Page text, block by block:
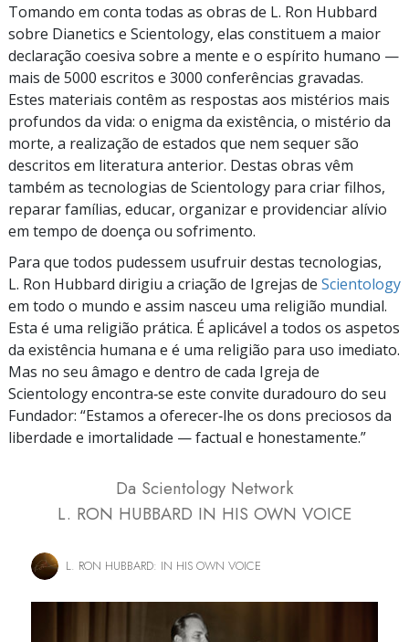
Tomando em conta todas as obras de L. Ron Hubbard
sobre Dianetics e Scientology, elas constituem a maior
declaração coesiva sobre a mente e o espírito humano —
mais de 5000 escritos e 3000 conferências gravadas.
Estes materiais contêm as respostas aos mistérios mais
profundos da vida: o enigma da existência, o mistério da
morte, a realização de estados que nem sequer são
descritos em literatura anterior. Destas obras vêm
também as tecnologias de Scientology para criar filhos,
reparar famílias, educar, organizar e providenciar alívio
em tempo de doença ou sofrimento.
Para que todos pudessem usufruir destas tecnologias,
L. Ron Hubbard dirigiu a criação de Igrejas de Scientology
em todo o mundo e assim nasceu uma religião mundial.
Esta é uma religião prática. É aplicável a todos os aspetos
da existência humana e é uma religião para uso imediato.
Mas no seu âmago e dentro de cada Igreja de
Scientology encontra‑se este convite duradouro do seu
Fundador: “Estamos a oferecer‑lhe os dons preciosos da
liberdade e imortalidade — factual e honestamente.”
Da Scientology Network
L. RON HUBBARD IN HIS OWN VOICE
L. RON HUBBARD: IN HIS OWN VOICE